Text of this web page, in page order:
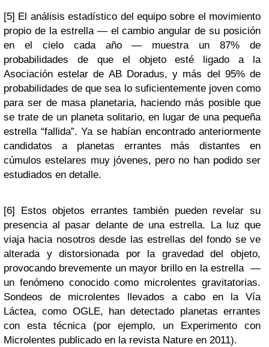
[5] El análisis estadístico del equipo sobre el movimiento
propio de la estrella — el cambio angular de su posición
en el cielo cada año — muestra un 87% de
probabilidades de que el objeto esté ligado a la
Asociación estelar de AB Doradus, y más del 95% de
probabilidades de que sea lo suficientemente joven como
para ser de masa planetaria, haciendo más posible que
se trate de un planeta solitario, en lugar de una pequeña
estrella “fallida”. Ya se habían encontrado anteriormente
candidatos a planetas errantes más distantes en
cúmulos estelares muy jóvenes, pero no han podido ser
estudiados en detalle.
[6] Estos objetos errantes también pueden revelar su
presencia al pasar delante de una estrella. La luz que
viaja hacia nosotros desde las estrellas del fondo se ve
alterada y distorsionada por la gravedad del objeto,
provocando brevemente un mayor brillo en la estrella —
un fenómeno conocido como microlentes gravitatorias.
Sondeos de microlentes llevados a cabo en la Vía
Láctea, como OGLE, han detectado planetas errantes
con esta técnica (por ejemplo, un Experimento con
Microlentes publicado en la revista Nature en 2011).